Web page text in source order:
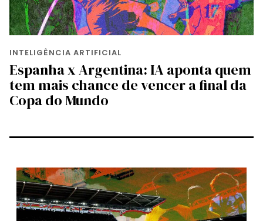
INTELIGÊNCIA ARTIFICIAL
Espanha x Argentina: IA aponta quem
tem mais chance de vencer a final da
Copa do Mundo